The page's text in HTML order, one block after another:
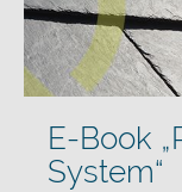
E-Book
System“